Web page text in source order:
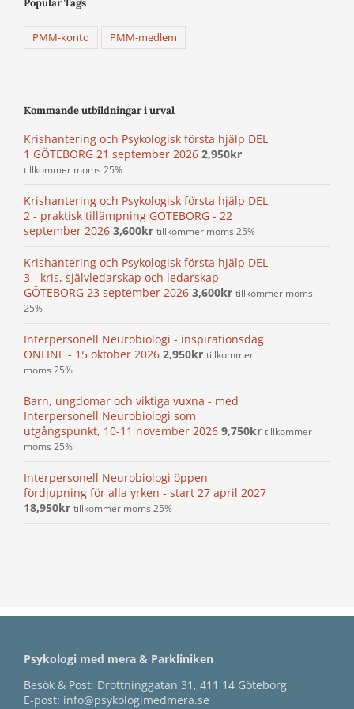
Popular Tags
PMM-konto PMM-medlem
Kommande utbildningar i urval
Krishantering och Psykologisk första hjälp DEL
1 GÖTEBORG 21 september 2026 2,950kr
tillkommer moms 25%
Krishantering och Psykologisk första hjälp DEL
2 - praktisk tillämpning GÖTEBORG - 22
september 2026 3,600kr tillkommer moms 25%
Krishantering och Psykologisk första hjälp DEL
3 - kris, självledarskap och ledarskap
GÖTEBORG 23 september 2026 3,600kr tillkommer moms
25%
Interpersonell Neurobiologi - inspirationsdag
ONLINE - 15 oktober 2026 2,950kr tillkommer
moms 25%
Barn, ungdomar och viktiga vuxna - med
Interpersonell Neurobiologi som
utgångspunkt, 10-11 november 2026 9,750kr tillkommer
moms 25%
Interpersonell Neurobiologi öppen
fördjupning för alla yrken - start 27 april 2027
18,950kr tillkommer moms 25%
Psykologi med mera & Parkliniken
Besök & Post: Drottninggatan 31, 411 14 Göteborg
E-post: info@psykologimedmera.se